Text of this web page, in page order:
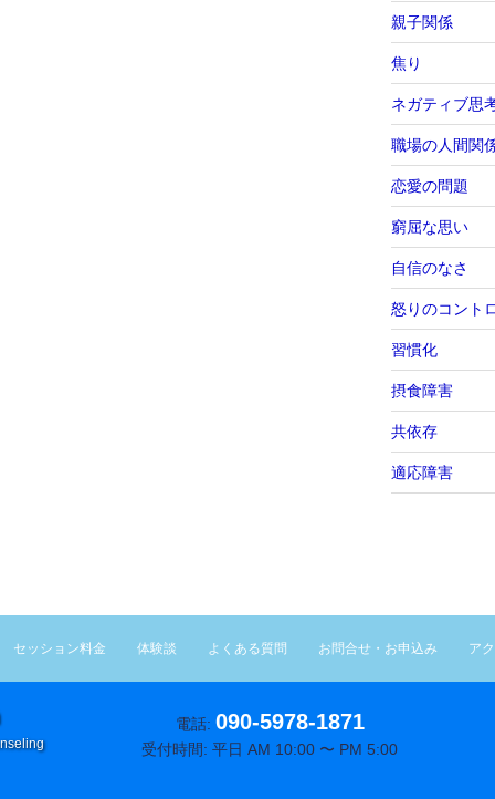
親子関係
焦り
ネガティブ思
職場の人間関
恋愛の問題
窮屈な思い
自信のなさ
怒りのコント
習慣化
摂食障害
共依存
適応障害
セッション料金 体験談 よくある質問 お問合せ・お申込み ア
電話: 090-5978-1871
受付時間: 平日 AM 10:00 〜 PM 5:00